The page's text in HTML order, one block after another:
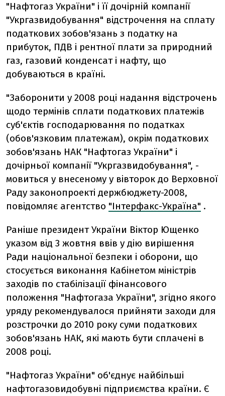
"Нафтогаз України" і її дочірній компанії
"Укргазвидобування" відстрочення на сплату
податкових зобов'язань з податку на
прибуток, ПДВ і рентної плати за природний
газ, газовий конденсат і нафту, що
добуваються в країні.
"Заборонити у 2008 році надання відстрочень
щодо термінів сплати податкових платежів
суб'єктів господарювання по податках
(обов'язковим платежам), окрім податкових
зобов'язань НАК "Нафтогаз України" і
дочірньої компанії "Укргазвидобування", -
мовиться у внесеному у вівторок до Верховної
Раду законопроекті держбюджету-2008,
повідомляє агентство "Інтерфакс-Україна" .
Раніше президент України Віктор Ющенко
указом від 3 жовтня ввів у дію вирішення
Ради національної безпеки і оборони, що
стосується виконання Кабінетом міністрів
заходів по стабілізації фінансового
положення "Нафтогаза України", згідно якого
уряду рекомендувалося прийняти заходи для
розстрочки до 2010 року суми податкових
зобов'язань НАК, які мають бути сплачені в
2008 році.
"Нафтогаз України" об'єднує найбільші
нафтогазовидобувні підприємства країни. Є